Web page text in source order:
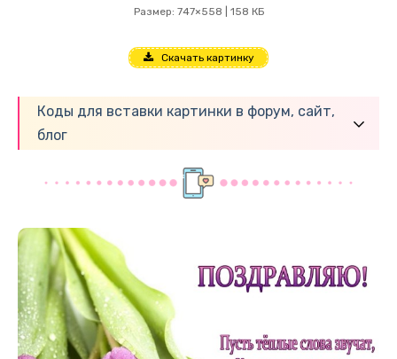
Размер: 747×558 | 158 КБ
Скачать картинку
Коды для вставки картинки в форум, сайт,
блог